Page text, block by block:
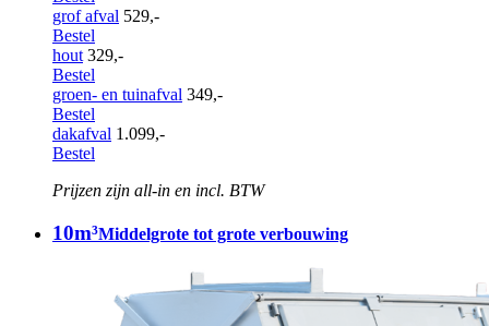
grof afval 529,-
Bestel
hout 329,-
Bestel
groen- en tuinafval 349,-
Bestel
dakafval 1.099,-
Bestel
Prijzen zijn all-in en incl. BTW
10m³Middelgrote tot grote verbouwing